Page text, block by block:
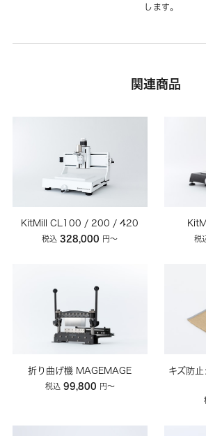
します。
関連商品
KitMill CL100 / 200 / 420
税込 328,000 円〜 税
折り曲げ機 MAGEMAGE
税込 99,800 円〜
キズ防